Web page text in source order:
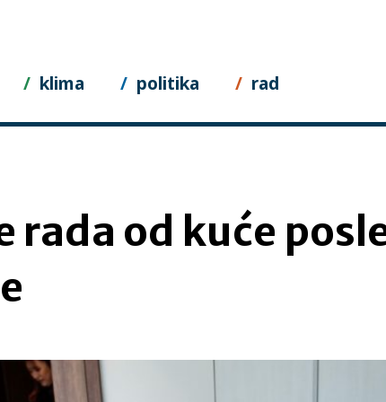
klima politika rad
rada od kuće